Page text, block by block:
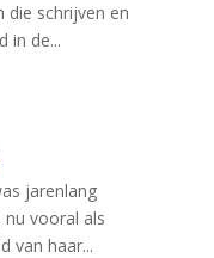
schrijven en
in de...
jarenlang
vooral als
van haar...